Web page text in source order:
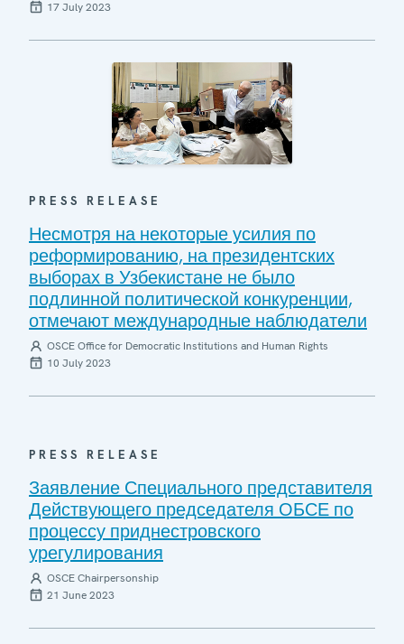
17 July 2023
PRESS RELEASE
Несмотря на некоторые усилия по
реформированию, на президентских
выборах в Узбекистане не было
подлинной политической конкуренции,
отмечают международные наблюдатели
OSCE Office for Democratic Institutions and Human Rights
10 July 2023
PRESS RELEASE
Заявление Специального представителя
Действующего председателя ОБСЕ по
процессу приднестровского
урегулирования
OSCE Chairpersonship
21 June 2023